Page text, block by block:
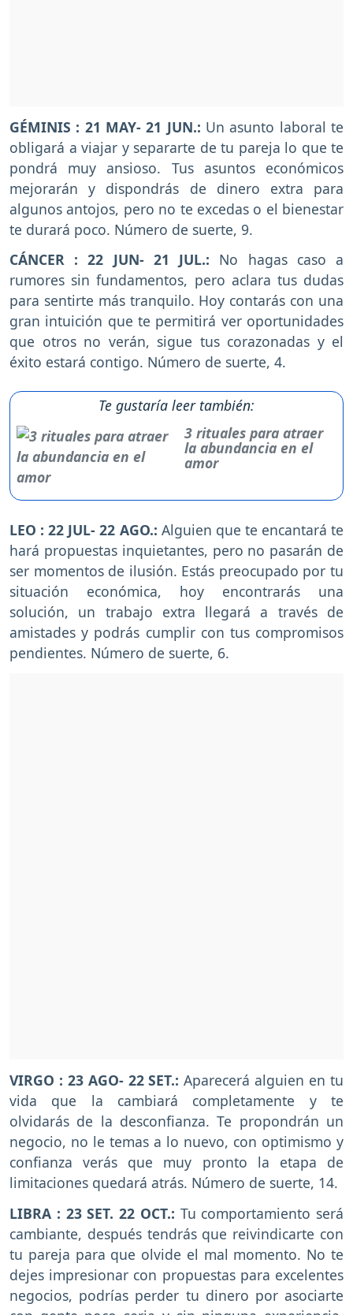
GÉMINIS : 21 MAY- 21 JUN.: Un asunto laboral te
obligará a viajar y separarte de tu pareja lo que te
pondrá muy ansioso. Tus asuntos económicos
mejorarán y dispondrás de dinero extra para
algunos antojos, pero no te excedas o el bienestar
te durará poco. Número de suerte, 9.
CÁNCER : 22 JUN- 21 JUL.: No hagas caso a
rumores sin fundamentos, pero aclara tus dudas
para sentirte más tranquilo. Hoy contarás con una
gran intuición que te permitirá ver oportunidades
que otros no verán, sigue tus corazonadas y el
éxito estará contigo. Número de suerte, 4.
Te gustaría leer también:
3 rituales para atraer
la abundancia en el
amor
LEO : 22 JUL- 22 AGO.: Alguien que te encantará te
hará propuestas inquietantes, pero no pasarán de
ser momentos de ilusión. Estás preocupado por tu
situación económica, hoy encontrarás una
solución, un trabajo extra llegará a través de
amistades y podrás cumplir con tus compromisos
pendientes. Número de suerte, 6.
VIRGO : 23 AGO- 22 SET.:Aparecerá alguien en tu
vida que la cambiará completamente y te
olvidarás de la desconfianza. Te propondrán un
negocio, no le temas a lo nuevo, con optimismo y
confianza verás que muy pronto la etapa de
limitaciones quedará atrás. Número de suerte, 14.
LIBRA : 23 SET. 22 OCT.: Tu comportamiento será
cambiante, después tendrás que reivindicarte con
tu pareja para que olvide el mal momento. No te
dejes impresionar con propuestas para excelentes
negocios, podrías perder tu dinero por asociarte